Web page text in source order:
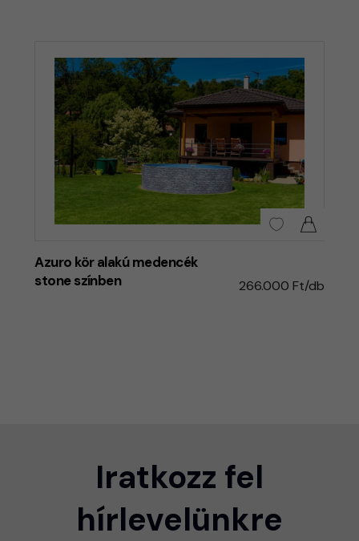
Azuro kör alakú medencék
stone színben
266.000 Ft/db
Iratkozz fel
hírlevelünkre